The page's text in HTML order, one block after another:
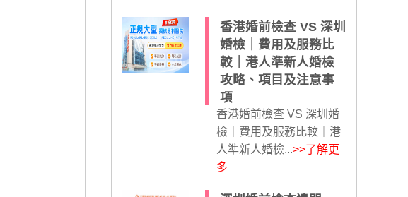
香港婚前檢查 VS 深圳
婚檢｜費用及服務比
較｜港人準新人婚檢
攻略、項目及注意事
項
香港婚前檢查 VS 深圳婚
檢｜費用及服務比較｜港
人準新人婚檢...>>了解更
多